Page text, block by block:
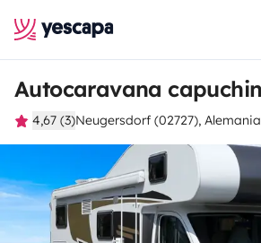
4,67 (3)Neugersdorf (02727), Alemania